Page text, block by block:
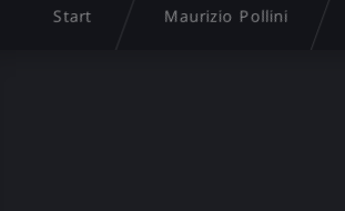
Start Maurizio Pollini